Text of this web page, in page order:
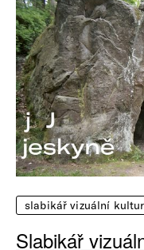
slabikář vizuální
Slabikář